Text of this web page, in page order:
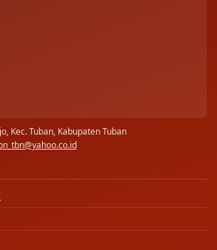
Kec. Tuban, Kabupaten Tuban